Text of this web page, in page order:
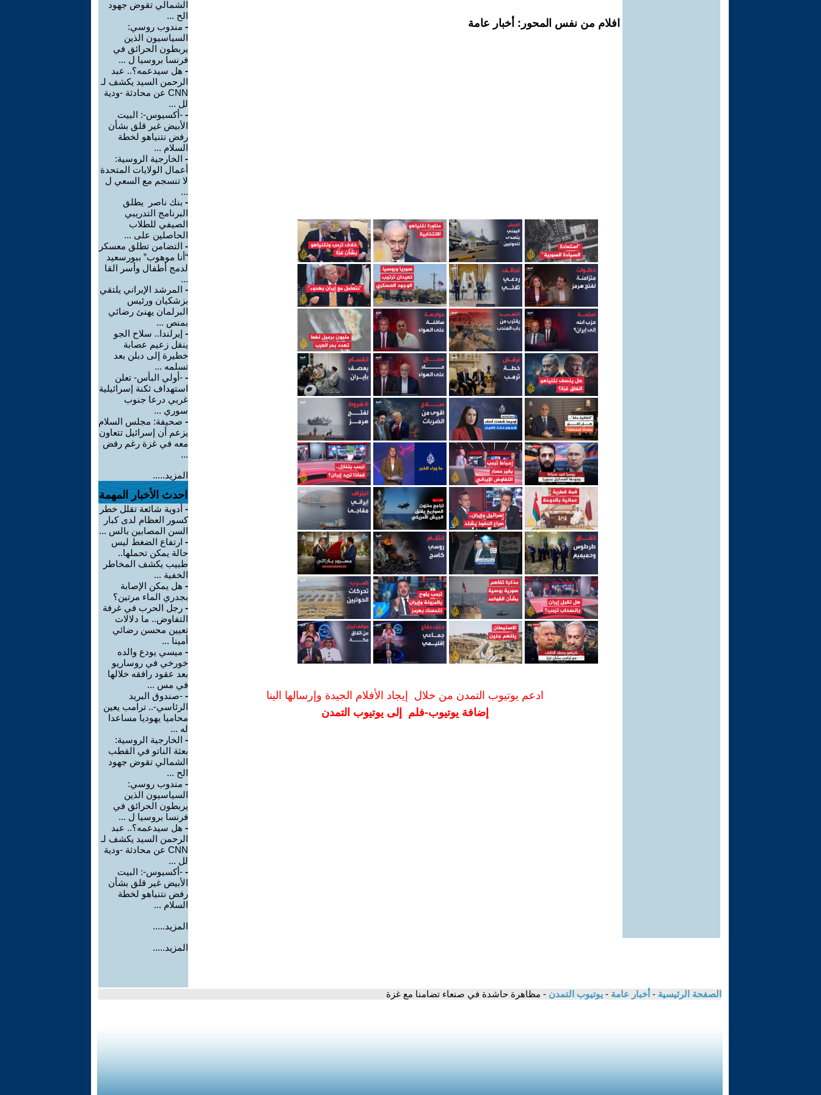
افلام من نفس المحور: أخبار عامة
ادعم يوتيوب التمدن من خلال إيجاد الأفلام الجيدة وإرسالها الينا
إضافة يوتيوب-فلم إلى يوتيوب التمدن
الشمالي تقوض جهود
الح ...
- مندوب روسي:
السياسيون الذين
يربطون الحرائق في
فرنسا بروسيا ل ...
- هل سيدعمه؟.. عبد
الرحمن السيد يكشف لـ
CNN عن محادثة -ودية
لل ...
- -أكسيوس-: البيت
الأبيض غير قلق بشأن
رفض نتنياهو لخطة
السلام ...
- الخارجية الروسية:
أعمال الولايات المتحدة
لا تنسجم مع السعي ل
...
- بنك ناصر يطلق
البرنامج التدريبي
الصيفي للطلاب
الحاصلين على ...
- التضامن تطلق معسكر
“أنا موهوب” ببورسعيد
لدمج أطفال وأسر القا
...
- المرشد الإيراني يلتقي
بزشكيان ورئيس
البرلمان يهنئ رضائي
بمنص ...
- إيرلندا.. سلاح الجو
ينقل زعيم عصابة
خطيرة إلى دبلن بعد
تسلمه ...
- -أولي البأس- تعلن
استهداف ثكنة إسرائيلية
غربي درعا جنوب
سوري ...
- صحيفة: مجلس السلام
يزعم أن إسرائيل تتعاون
معه في غزة رغم رفض
...
المزيد.....
احدث الأخبار المهمة
- أدوية شائعة تقلل خطر
كسور العظام لدى كبار
السن المصابين بالس ...
- ارتفاع الضغط ليس
حالة يمكن تحملها..
طبيب يكشف المخاطر
الخفية ...
- هل يمكن الإصابة
بجدري الماء مرتين؟
- رجل الحرب في غرفة
التفاوض.. ما دلالات
تعيين محسن رضائي
أمينا ...
- ميسي يودع والده
خورخي في روساريو
بعد عقود رافقه خلالها
في مس ...
- -صندوق البريد
الرئاسي-.. ترامب يعين
محاميا يهوديا مساعدا
له ...
- الخارجية الروسية:
بعثة الناتو في القطب
الشمالي تقوض جهود
الح ...
- مندوب روسي:
السياسيون الذين
يربطون الحرائق في
فرنسا بروسيا ل ...
- هل سيدعمه؟.. عبد
الرحمن السيد يكشف لـ
CNN عن محادثة -ودية
لل ...
- -أكسيوس-: البيت
الأبيض غير قلق بشأن
رفض نتنياهو لخطة
السلام ...
المزيد.....
المزيد.....
الصفحة الرئيسية - أخبار عامة - يوتيوب التمدن - مظاهرة حاشدة في صنعاء تضامنا مع غزة